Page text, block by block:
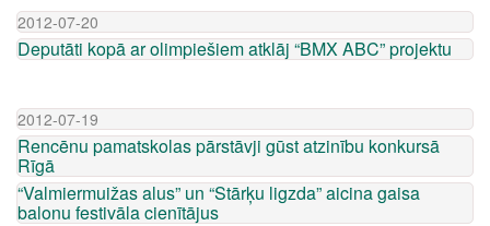
2012-07-20
Deputāti kopā ar olimpiešiem atklāj “BMX ABC” projektu
2012-07-19
Rencēnu pamatskolas pārstāvji gūst atzinību konkursā
Rīgā
“Valmiermuižas alus” un “Stārķu ligzda” aicina gaisa
balonu festivāla cienītājus